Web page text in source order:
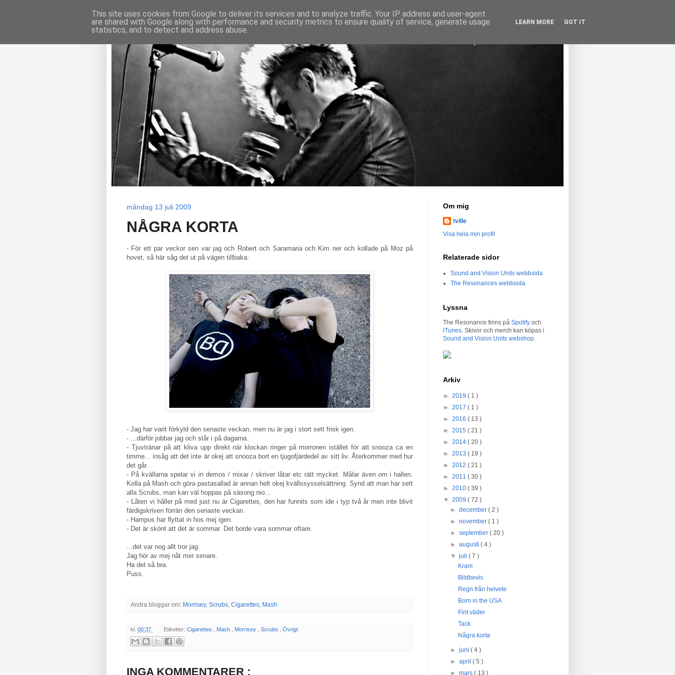
måndag 13 juli 2009
NÅGRA KORTA
- För ett par veckor sen var jag och Robert och Saramaria och Kim ner och kollade på Moz på
hovet, så här såg det ut på vägen tillbaka:
- Jag har varit förkyld den senaste veckan, men nu är jag i stort sett frisk igen.
- ...därför jobbar jag och står i på dagarna.
- Tjuvtränar på att kliva upp direkt när klockan ringer på morronen istället för att snooza ca en
timme... insåg att det inte är okej att snooza bort en tjugofjärdedel av sitt liv. Återkommer med hur
det går.
- På kvällarna spelar vi in demos / mixar / skriver låtar etc rätt mycket. Målar även om i hallen.
Kolla på Mash och göra pastasallad är annan helt okej kvällssysselsättning. Synd att man har sett
alla Scrubs, man kan väl hoppas på säsong nio...
- Låten vi håller på med just nu är Cigarettes, den har funnits som ide i typ två år men inte blivit
färdigskriven förrän den senaste veckan.
- Hampus har flyttat in hos mej igen.
- Det är skönt att det är sommar. Det borde vara sommar oftare.
...det var nog allt tror jag.
Jag hör av mej nåt mer senare.
Ha det så bra.
Puss.
Andra bloggar om: Morrisey, Scrubs Cigarettes Mash
kl. 00:37 Etiketter: Cigarettes Mash Morrisey Scrubs Övrigt
INGA KOMMENTARER :
Om mig
tville
Visa hela min profil
Relaterade sidor
Sound and Vision Units webbsida
The Resonances webbsida
Lyssna
The Resonance finns på Spotify och
iTunes. Skivor och merch kan köpas i
Sound and Vision Units webshop.
Arkiv
► 2019 ( 1 )
► 2017 ( 1 )
► 2016 ( 13 )
► 2015 ( 21 )
► 2014 ( 20 )
► 2013 ( 19 )
► 2012 ( 21 )
► 2011 ( 30 )
► 2010 ( 39 )
▼ 2009 ( 72 )
►december( 2 )
►november( 1 )
►september( 20 )
►augusti( 4 )
▼juli( 7 )
Kram
Bildbevis
Regn från helvete
Born in the USA
Fint väder
Tack
Några korta
►juni( 4 )
►april( 5 )
►mars( 13 )
This site uses cookies from Google to deliver its services and to analyze traffic. Your IP address and user-agent
are shared with Google along with performance and security metrics to ensure quality of service, generate usage
statistics, and to detect and address abuse.
LEARN MORE GOT IT